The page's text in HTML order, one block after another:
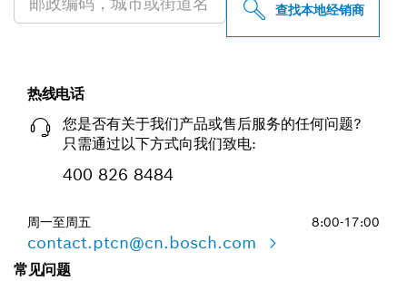
查找本地经销商
热线电话
您是否有关于我们产品或售后服务的任何问题?
只需通过以下方式向我们致电:
400 826 8484
周一至周五 8:00-17:00
contact.ptcn@cn.bosch.com
常见问题